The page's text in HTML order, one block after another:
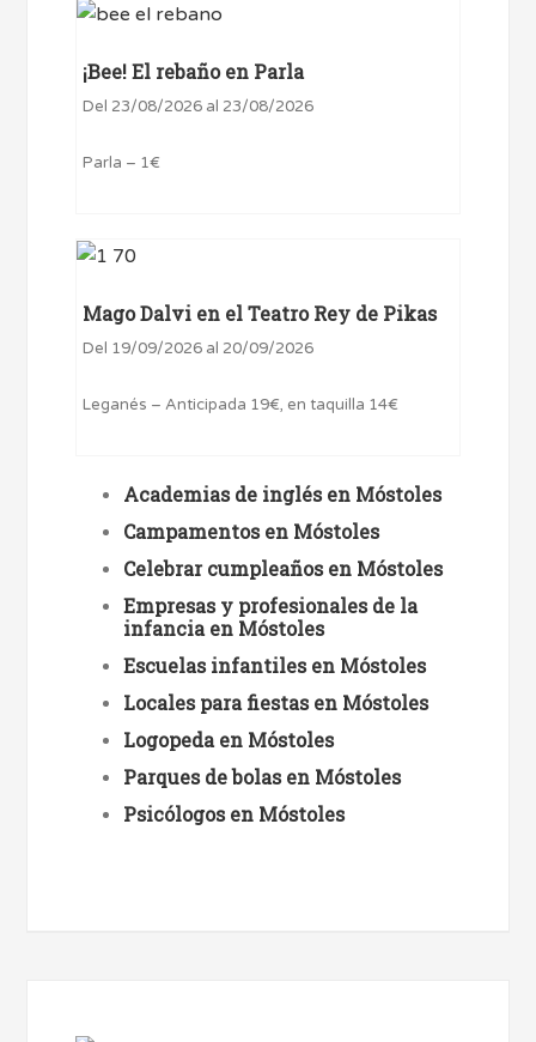
¡Bee! El rebaño en Parla
Del 23/08/2026 al 23/08/2026
Parla – 1€
Mago Dalvi en el Teatro Rey de Pikas
Del 19/09/2026 al 20/09/2026
Leganés – Anticipada 19€, en taquilla 14€
Academias de inglés en Móstoles
Campamentos en Móstoles
Celebrar cumpleaños en Móstoles
Empresas y profesionales de la
infancia en Móstoles
Escuelas infantiles en Móstoles
Locales para fiestas en Móstoles
Logopeda en Móstoles
Parques de bolas en Móstoles
Psicólogos en Móstoles